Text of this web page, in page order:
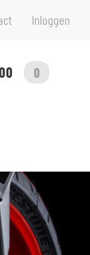
Inloggen
0